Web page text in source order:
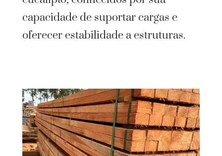
capacidade de suportar cargas e
oferecer estabilidade a estruturas.